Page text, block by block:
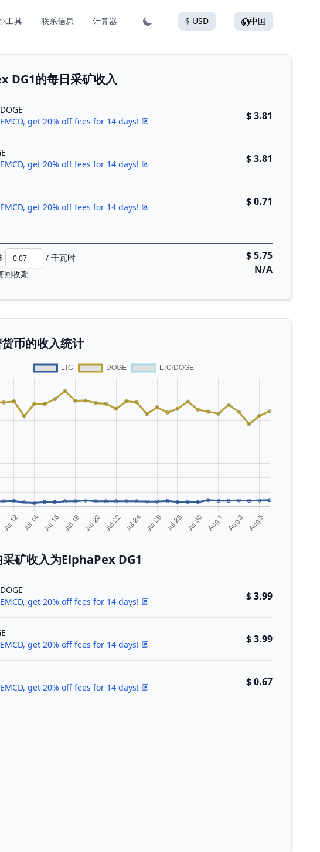
工具 联系信息 计算器 $ USD 中国
DG1的每日采矿收入
get 20% off fees for 14 days!
$ 3.81
get 20% off fees for 14 days!
$ 3.81
get 20% off fees for 14 days!
$ 0.71
/ 千瓦时
回收期
$ 5.75
N/A
币的收入统计
矿收入为ElphaPex DG1
get 20% off fees for 14 days!
$ 3.99
get 20% off fees for 14 days!
$ 3.99
get 20% off fees for 14 days!
$ 0.67